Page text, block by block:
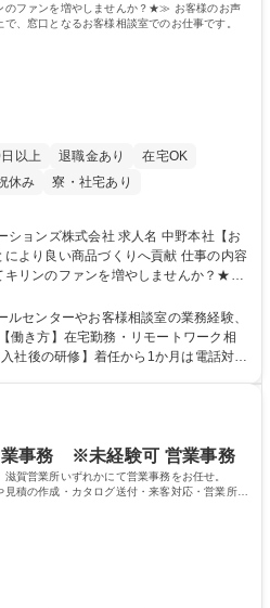
ファンを増やしませんか？★≫ お客様のお声
、窓口となるお客様相談室でのお仕事です。
以上 退職金あり
在宅OK
休み 寮・社宅あり
会社 求人名 中野本社【お
良い商品づくりへ貢献 仕事の内容
リンのファンを増やしませんか？★≫
に活かしていく上で、窓口となるお客
。お客様からの声に迅速かつ誠意をも
ループ内活動に反映しています。 【具
中野本社【お客様
良い商品づくりへ貢献
センターやお客様相談室の業務経験、
働き方】在宅勤務・リモートワーク相
いて】キリングループの広報機能を担
大切にし、磨き上げたホスピタリティ
りながら広報関連業務を行っておりま
業事務 ※未経験可 営業事務
賀営業所いずれかにて営業事務をお任せ。
積の作成・カタログ送付・来客対応・営業所内